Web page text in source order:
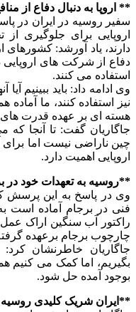
** اروپا به دنبال دفاع از
سفیر روسیه در ایران در
اروپایی برای جلوگیری
دفاع از شرکت های اروپایی
استفاده می کنند.
وی ادامه داد: باید ببینیم آیا
نیز استفاده کنند، ما
هسته ای بر عهده قدرت های
جاگاریان گفت: تا آنجا که
چین ناراضی نیست اما
اروپایی اهمیت دارد.
**روسیه به تعهدات خود در
وی در پاسخ به این پرسش
فنی در برجام آماده است
راکتور آب سنگین اراک
چارچوب برجام برعهده
جاگاریان خاطرنشان
بگیریم، اما کمک می کنیم
بوجود آمده حل شود.
**ایران شریک کلیدی